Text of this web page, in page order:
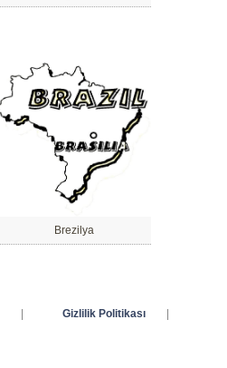
Brezilya
Gizlilik Politikası